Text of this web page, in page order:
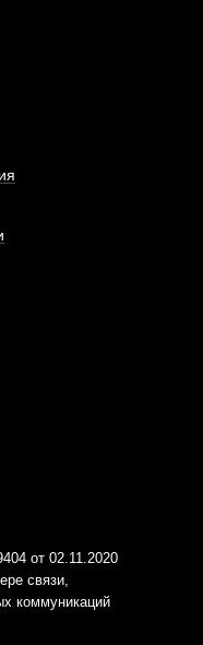
от 02.11.2020
связи,
коммуникаций